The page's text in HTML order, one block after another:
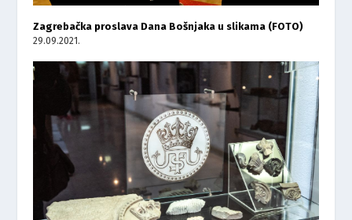
Zagrebačka proslava Dana Bošnjaka u slikama (FOTO)
29.09.2021.